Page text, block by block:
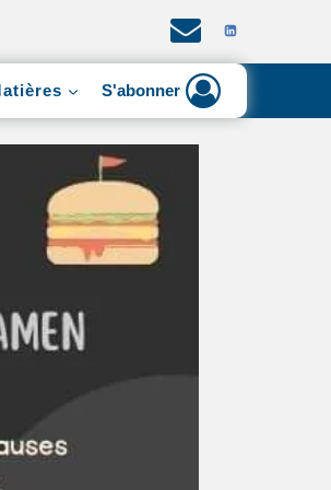
S'abonner